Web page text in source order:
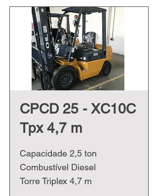
CPCD 25 - XC10C
Tpx 4,7 m
Capacidade 2,5 ton
Combustível Diesel
Torre Triplex 4,7 m